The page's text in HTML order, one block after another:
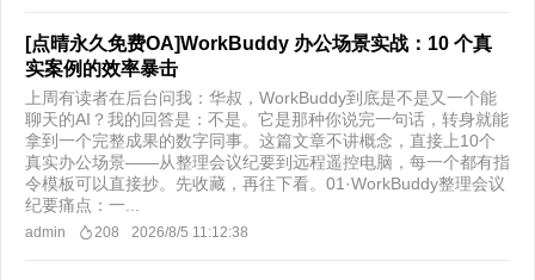
[点晴永久免费OA]WorkBuddy 办公场景实战：10 个真
实案例的效率暴击
上周有读者在后台问我：华叔，WorkBuddy到底是不是又一个能
聊天的AI？我的回答是：不是。它是那种你说完一句话，转身就能
拿到一个完整成果的数字同事。这篇文章不讲概念，直接上10个
真实办公场景——从整理会议纪要到远程遥控电脑，每一个都有指
令模板可以直接抄。先收藏，再往下看。01·WorkBuddy整理会议
纪要痛点：一...
admin 208 2026/8/5 11:12:38